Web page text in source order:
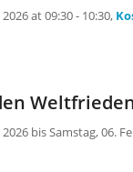
at 09:30 - 10:30,
bis Samstag, 06.